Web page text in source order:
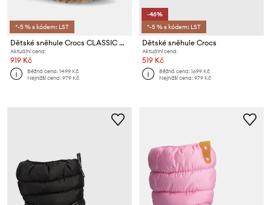
*-5 % s kódem: LST
Dětské sněhule Crocs CLASSIC NEO PUFF BOOT
Aktuální cena:
919 Kč
Běžná cena:1499 Kč
Nejnižší cena:979 Kč
-46%
*-5 % s kódem: LST
Dětské sněhule Crocs
Aktuální cena:
519 Kč
Běžná cena:1699 Kč
Nejnižší cena:979 Kč